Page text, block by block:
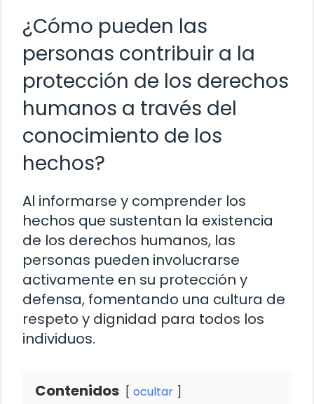
¿Cómo pueden las
personas contribuir a la
protección de los derechos
humanos a través del
conocimiento de los
hechos?
Al informarse y comprender los
hechos que sustentan la existencia
de los derechos humanos, las
personas pueden involucrarse
activamente en su protección y
defensa, fomentando una cultura de
respeto y dignidad para todos los
individuos.
Contenidos ocultar